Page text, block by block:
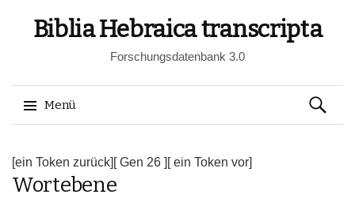
Biblia Hebraica transcripta
Forschungsdatenbank 3.0
Menü
zum
Inhalt
Suchen
nach:
[ein Token zurück] [ Gen 26 ] [ ein Token vor]
Wortebene